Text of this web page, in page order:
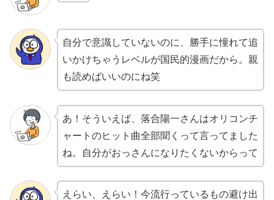
自分で意識していないのに、勝手に憧れて追
いかけちゃうレベルが国民的漫画だから。親
も読めばいいのにね笑
あ！そういえば、落合陽一さんはオリコンチ
ャートのヒット曲全部聞くって言ってました
ね。自分がおっさんになりたくないからって
えらい、えらい！今流行っているもの避け出